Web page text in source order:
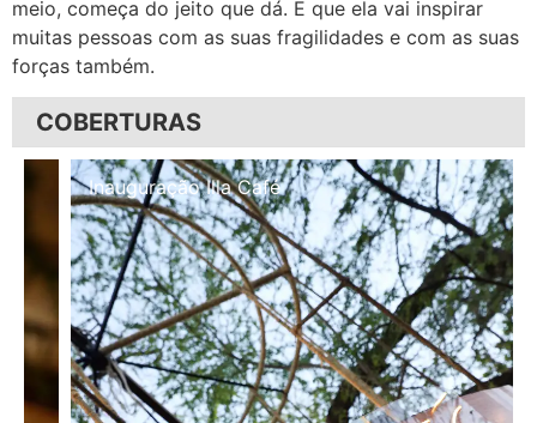
meio, começa do jeito que dá. E que ela vai inspirar
muitas pessoas com as suas fragilidades e com as suas
forças também.
COBERTURAS
Inauguração Illa Café